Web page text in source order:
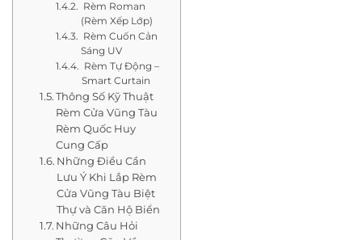
Rèm Roman
(Rèm Xếp Lớp)
Rèm Cuốn Cản
Sáng UV
Rèm Tự Động –
Smart Curtain
Thông Số Kỹ Thuật
Rèm Cửa Vũng Tàu
Rèm Quốc Huy
Cung Cấp
Những Điều Cần
Lưu Ý Khi Lắp Rèm
Cửa Vũng Tàu Biệt
Thự và Căn Hộ Biển
Những Câu Hỏi